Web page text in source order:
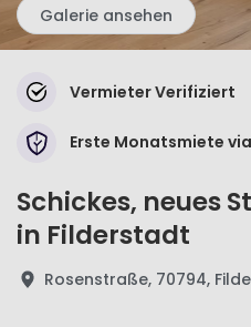
Galerie ansehen
Vermieter Verifiziert
Erste Monatsmiete
Schickes, neues
in Filderstadt
Rosenstraße, 70794,